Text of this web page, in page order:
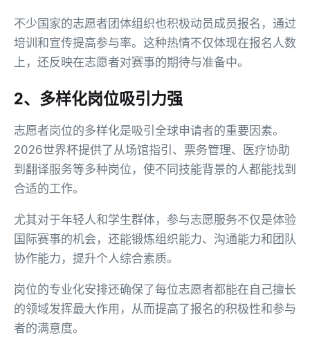
不少国家的志愿者团体组织也积极动员成员报名，通过
培训和宣传提高参与率。这种热情不仅体现在报名人数
上，还反映在志愿者对赛事的期待与准备中。
2、多样化岗位吸引力强
志愿者岗位的多样化是吸引全球申请者的重要因素。
2026世界杯提供了从场馆指引、票务管理、医疗协助
到翻译服务等多种岗位，使不同技能背景的人都能找到
合适的工作。
尤其对于年轻人和学生群体，参与志愿服务不仅是体验
国际赛事的机会，还能锻炼组织能力、沟通能力和团队
协作能力，提升个人综合素质。
岗位的专业化安排还确保了每位志愿者都能在自己擅长
的领域发挥最大作用，从而提高了报名的积极性和参与
者的满意度。